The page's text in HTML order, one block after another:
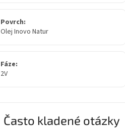
Povrch:
Olej Inovo Natur
Fáze:
2V
Často kladené otázky